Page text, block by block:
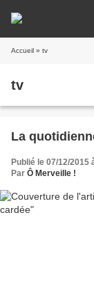
Accueil » tv
tv
La
Publié le 07/12/2015
Par Ô Merveille !